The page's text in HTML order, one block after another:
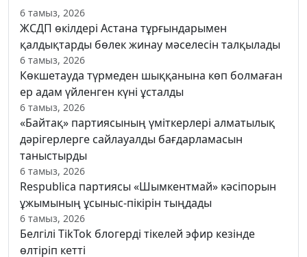
6 тамыз, 2026
ЖСДП өкілдері Астана тұрғындарымен
қалдықтарды бөлек жинау мәселесін талқылады
6 тамыз, 2026
Көкшетауда түрмеден шыққанына көп болмаған
ер адам үйленген күні ұсталды
6 тамыз, 2026
«Байтақ» партиясының үміткерлері алматылық
дәрігерлерге сайлауалды бағдарламасын
таныстырды
6 тамыз, 2026
Respublica партиясы «Шымкентмай» кәсіпорын
ұжымының ұсыныс-пікірін тыңдады
6 тамыз, 2026
Белгілі TikTok блогерді тікелей эфир кезінде
өлтіріп кетті